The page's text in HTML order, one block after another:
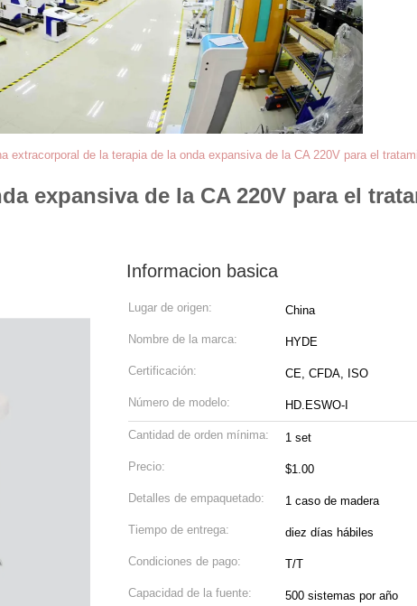
extracorporal de la terapia de la onda expansiva de la CA 220V para el
expansiva de la CA 220V para el
Informacion basica
Lugar de origen: China
Nombre de la marca: HYDE
Certificación: CE, CFDA, ISO
Número de modelo: HD.ESWO-I
Cantidad de orden mínima: 1 set
Precio: $1.00
Detalles de empaquetado: 1 caso de madera
Tiempo de entrega: diez días hábiles
Condiciones de pago: T/T
Capacidad de la fuente: 500 sistemas por año